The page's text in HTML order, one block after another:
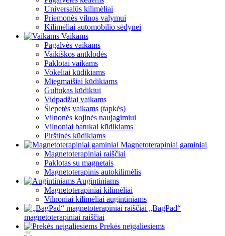
Universalūs kilimėliai
Priemonės vilnos valymui
Kilimėliai automobilio sėdynei
Vaikams
Pagalvės vaikams
Vaikiškos antklodės
Paklotai vaikams
Vokeliai kūdikiams
Miegmaišiai kūdikiams
Gultukas kūdikiui
Vidpadžiai vaikams
Šlepetės vaikams (tapkės)
Vilnonės kojinės naujagimiui
Vilnoniai batukai kūdikiams
Pirštinės kūdikiams
Magnetoterapiniai gaminiai
Magnetoterapiniai raiščiai
Paklotas su magnetais
Magnetoterapinis autokilimėlis
Augintiniams
Magnetoterapiniai kilimėliai
Vilnoniai kilimėliai augintiniams
„BagPad“
magnetoterapiniai raiščiai
Prekės neįgaliesiems